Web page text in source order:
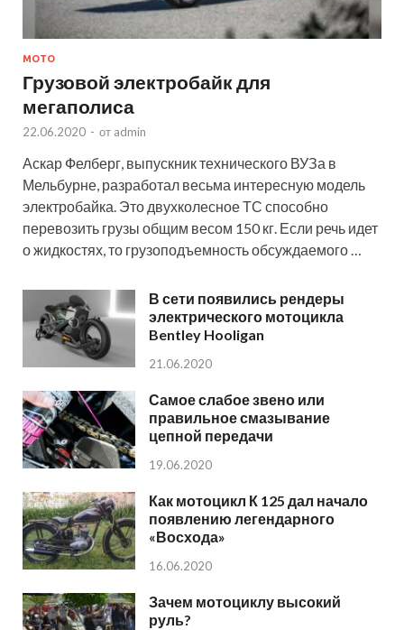
МОТО
Грузовой электробайк для
мегаполиса
22.06.2020 - от admin
Аскар Фелберг, выпускник технического ВУЗа в
Мельбурне, разработал весьма интересную модель
электробайка. Это двухколесное ТС способно
перевозить грузы общим весом 150 кг. Если речь идет
о жидкостях, то грузоподъемность обсуждаемого …
В сети появились рендеры
электрического мотоцикла
Bentley Hooligan
21.06.2020
Самое слабое звено или
правильное смазывание
цепной передачи
19.06.2020
Как мотоцикл К 125 дал начало
появлению легендарного
«Восхода»
16.06.2020
Зачем мотоциклу высокий
руль?